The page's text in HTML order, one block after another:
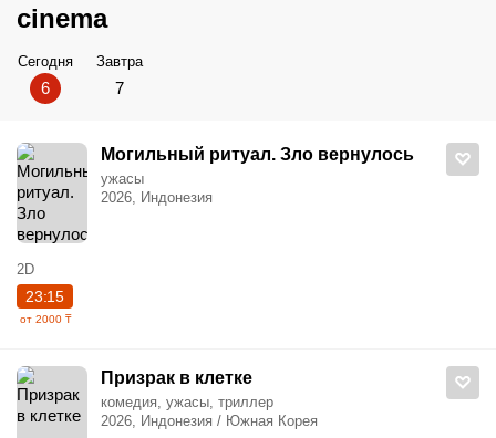
cinema
Сегодня
6
Завтра
7
Могильный ритуал. Зло вернулось
ужасы
2026, Индонезия
2D
23:15
от 2000 ₸
Призрак в клетке
комедия, ужасы, триллер
2026, Индонезия / Южная Корея